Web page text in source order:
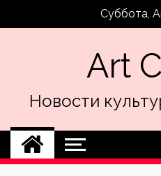
Суббота,
Art
Новости